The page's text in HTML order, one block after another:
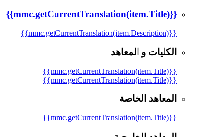
{{mmc.getCurrentTranslation(item.Title)}}
{{mmc.getCurrentTranslation(item.Description)}}
الكليات و المعاهد
{{mmc.getCurrentTranslation(item.Title)}}
{{mmc.getCurrentTranslation(item.Title)}}
المعاهد الخاصة
{{mmc.getCurrentTranslation(item.Title)}}